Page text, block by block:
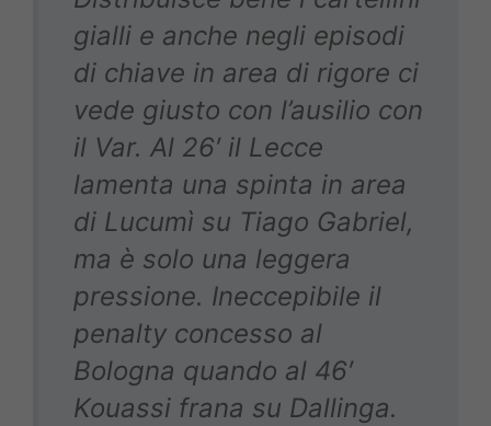
gialli e anche negli episodi
di chiave in area di rigore ci
vede giusto con l’ausilio con
il Var. Al 26′ il Lecce
lamenta una spinta in area
di Lucumì su Tiago Gabriel,
ma è solo una leggera
pressione. Ineccepibile il
penalty concesso al
Bologna quando al 46′
Kouassi frana su Dallinga.